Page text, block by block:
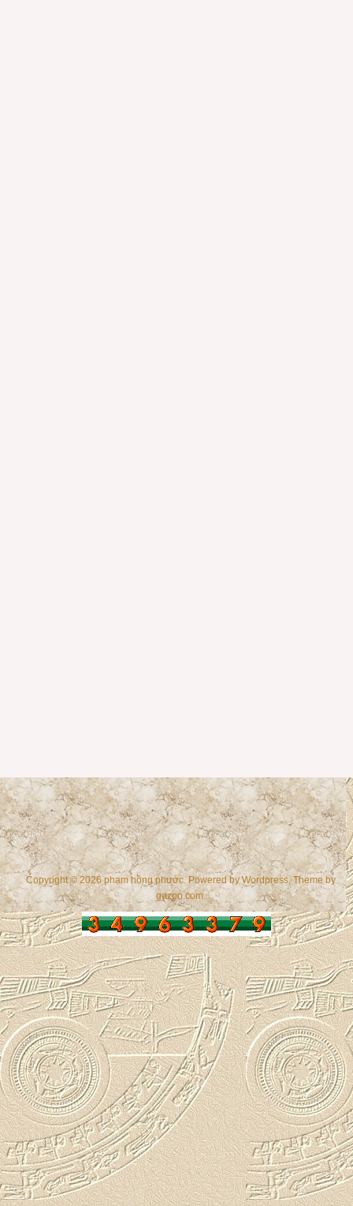
Copyright © 2026 phạm hồng phước. Powered byWordpress, Theme by
gazpo.com.